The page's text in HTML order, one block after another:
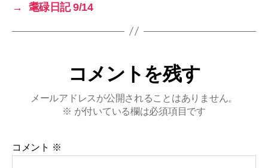
→
耄碌日記 9/14
コメントを残す
メールアドレスが公開されることはありません。
※ が付いている欄は必須項目です
コメント ※